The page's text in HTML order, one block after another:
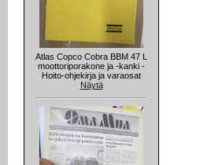
Atlas Copco Cobra BBM 47 L
moottoriporakone ja -kanki -
Hoito-ohjekirja ja varaosat
Näytä